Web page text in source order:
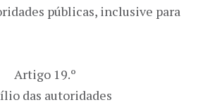
públicas, inclusive para
Artigo 19.º
das autoridades